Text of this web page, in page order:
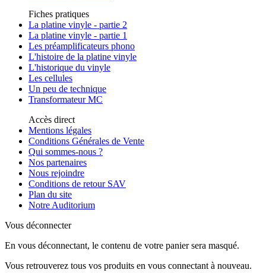
Fiches pratiques
La platine vinyle - partie 2
La platine vinyle - partie 1
Les préamplificateurs phono
L'histoire de la platine vinyle
L'historique du vinyle
Les cellules
Un peu de technique
Transformateur MC
Accès direct
Mentions légales
Conditions Générales de Vente
Qui sommes-nous ?
Nos partenaires
Nous rejoindre
Conditions de retour SAV
Plan du site
Notre Auditorium
Vous déconnecter
En vous déconnectant, le contenu de votre panier sera masqué.
Vous retrouverez tous vos produits en vous connectant à nouveau.